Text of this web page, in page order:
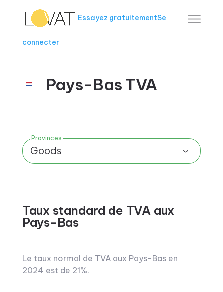
Essayez gratuitementSe
connecter
Pays-Bas TVA
Provinces
Goods
Taux standard de TVA aux
Pays-Bas
Le taux normal de TVA aux Pays-Bas en
2024 est de 21%.